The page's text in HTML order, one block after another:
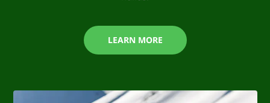
LEARN MORE